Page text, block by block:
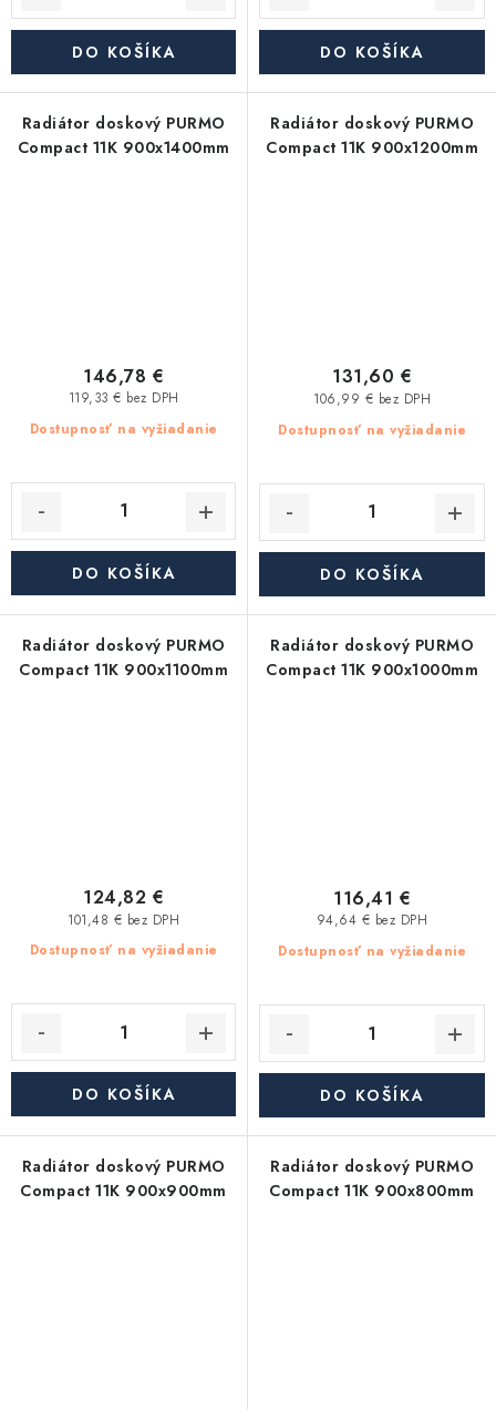
DO KOŠÍKA DO KOŠÍKA
Radiátor doskový PURMO
Compact 11K 900x1400mm
Dostupnosť na vyžiadanie
119,33 € bez DPH
146,78 €
DO KOŠÍKA
Radiátor doskový PURMO
Compact 11K 900x1200mm
Dostupnosť na vyžiadanie
106,99 € bez DPH
131,60 €
DO KOŠÍKA
Radiátor doskový PURMO
Compact 11K 900x1100mm
Dostupnosť na vyžiadanie
101,48 € bez DPH
124,82 €
DO KOŠÍKA
Radiátor doskový PURMO
Compact 11K 900x1000mm
Dostupnosť na vyžiadanie
94,64 € bez DPH
116,41 €
DO KOŠÍKA
Radiátor doskový PURMO
Compact 11K 900x900mm
Radiátor doskový PURMO
Compact 11K 900x800mm